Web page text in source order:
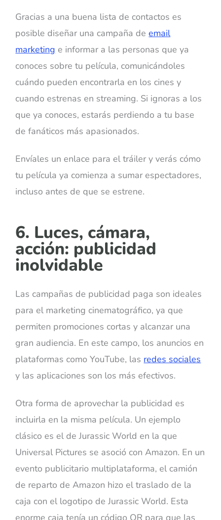
Gracias a una buena lista de contactos es
posible diseñar una campaña deemail
marketing e informar a las personas que ya
conoces sobre tu película, comunicándoles
cuándo pueden encontrarla en los cines y
cuando estrenas en streaming. Si ignoras a los
que ya conoces, estarás perdiendo a tu base
de fanáticos más apasionados.
Envíales un enlace para el tráiler y verás cómo
tu película ya comienza a sumar espectadores,
incluso antes de que se estrene.
6. Luces, cámara,
acción: publicidad
inolvidable
Las campañas de publicidad paga son ideales
para el marketing cinematográfico, ya que
permiten promociones cortas y alcanzar una
gran audiencia. En este campo, los anuncios en
plataformas como YouTube, las redes sociales
y las aplicaciones son los más efectivos.
Otra forma de aprovechar la publicidad es
incluirla en la misma película. Un ejemplo
clásico es el de Jurassic World en la que
Universal Pictures se asoció con Amazon. En un
evento publicitario multiplataforma, el camión
de reparto de Amazon hizo el traslado de la
caja con el logotipo de Jurassic World. Esta
enorme caja tenía un código QR para que las